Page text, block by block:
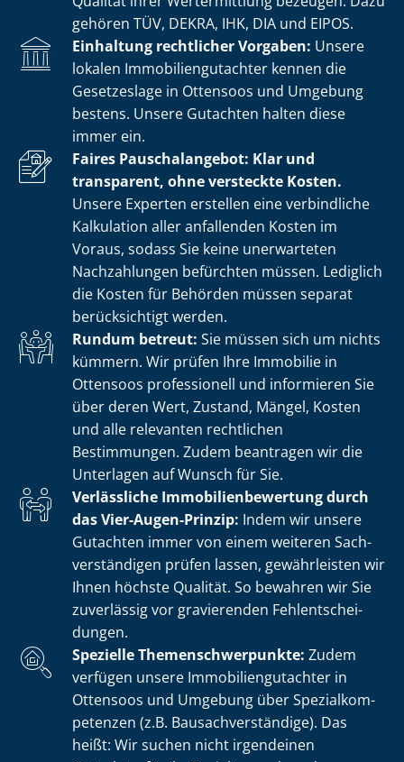
gehören TÜV, DEKRA, IHK, DIA und EIPOS.
Einhaltung rechtlicher Vorgaben: Unsere
lokalen Im­mo­bi­li­en­gut­ach­ter kennen die
Gesetzeslage in Ottensoos und Umgebung
bestens. Unsere Gutachten halten diese
immer ein.
Faires Pauschalangebot: Klar und
transparent, ohne versteckte Kosten.
Unsere Experten erstellen eine verbindliche
Kalkulation aller anfallenden Kosten im
Voraus, sodass Sie keine unerwarteten
Nachzahlungen befürchten müssen. Lediglich
die Kosten für Behörden müssen separat
berücksichtigt werden.
Rundum betreut: Sie müssen sich um nichts
kümmern. Wir prüfen Ihre Immobilie in
Ottensoos professionell und informieren Sie
über deren Wert, Zustand, Mängel, Kosten
und alle relevanten rechtlichen
Bestimmungen. Zudem beantragen wir die
Unterlagen auf Wunsch für Sie.
Verlässliche Im­mo­bi­li­en­be­wer­tung durch
das Vier-Augen-Prinzip: Indem wir unsere
Gutachten immer von einem weiteren Sach­
ver­stän­di­gen prüfen lassen, gewährleisten wir
Ihnen höchste Qualität. So bewahren wir Sie
zuverlässig vor gravierenden Fehl­ent­schei­
dun­gen.
Spezielle The­men­schwer­punk­te: Zudem
verfügen unsere Im­mo­bi­li­en­gut­ach­ter in
Ottensoos und Umgebung über Spe­zi­al­kom­
pe­ten­zen (z.B. Bau­sach­ver­stän­di­ge). Das
heißt: Wir suchen nicht irgendeinen